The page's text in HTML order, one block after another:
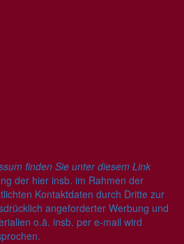
finden Sie unter diesem Link
der hier insb. im Rahmen der
Kontaktdaten durch Dritte zur
angeforderter Werbung und
o.ä. insb. per e-mail wird